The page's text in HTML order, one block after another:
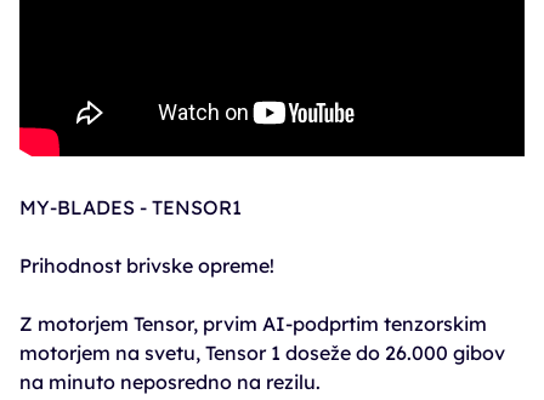
MY-BLADES - TENSOR1
Prihodnost brivske opreme!
Z motorjem Tensor, prvim AI-podprtim tenzorskim
motorjem na svetu, Tensor 1 doseže do 26.000 gibov
na minuto neposredno na rezilu.